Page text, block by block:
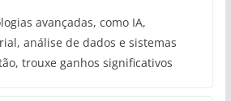
avançadas, como IA,
análise de dados e sistemas
trouxe ganhos significativos